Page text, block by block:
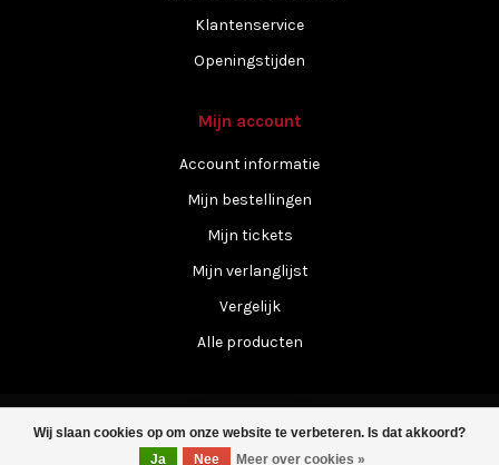
Wij slaan cookies op om onze website te verbeteren. Is dat akkoord?
Ja
Nee Meer over cookies »
Klantenservice
Openingstijden
Mijn account
Account informatie
Mijn bestellingen
Mijn tickets
Mijn verlanglijst
Vergelijk
Alle producten
Filters